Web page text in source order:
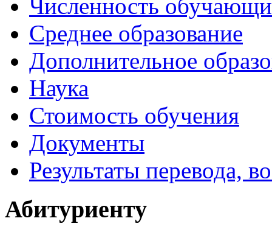
Численность
Среднее образование
Дополнительное
Наука
Стоимость обучения
Документы
Результаты перевода,
Абитуриенту